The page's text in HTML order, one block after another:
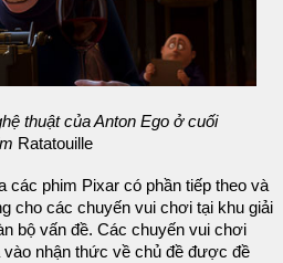
thuật của Anton Ego ở cuối
Ratatouille
các phim Pixar có phần tiếp theo và
cho các chuyến vui chơi tại khu giải
bộ vấn đề. Các chuyến vui chơi
nhận thức về chủ đề được đề